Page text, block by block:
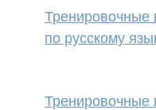
Тренировочные
по русскому
Тренировочные